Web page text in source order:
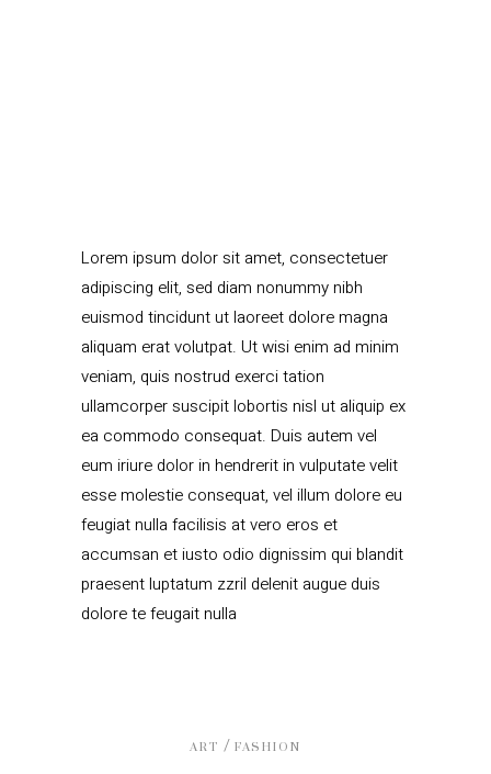
Lorem ipsum dolor sit amet, consectetuer
adipiscing elit, sed diam nonummy nibh
euismod tincidunt ut laoreet dolore magna
aliquam erat volutpat. Ut wisi enim ad minim
veniam, quis nostrud exerci tation
ullamcorper suscipit lobortis nisl ut aliquip ex
ea commodo consequat. Duis autem vel
eum iriure dolor in hendrerit in vulputate velit
esse molestie consequat, vel illum dolore eu
feugiat nulla facilisis at vero eros et
accumsan et iusto odio dignissim qui blandit
praesent luptatum zzril delenit augue duis
dolore te feugait nulla
ART / FASHION